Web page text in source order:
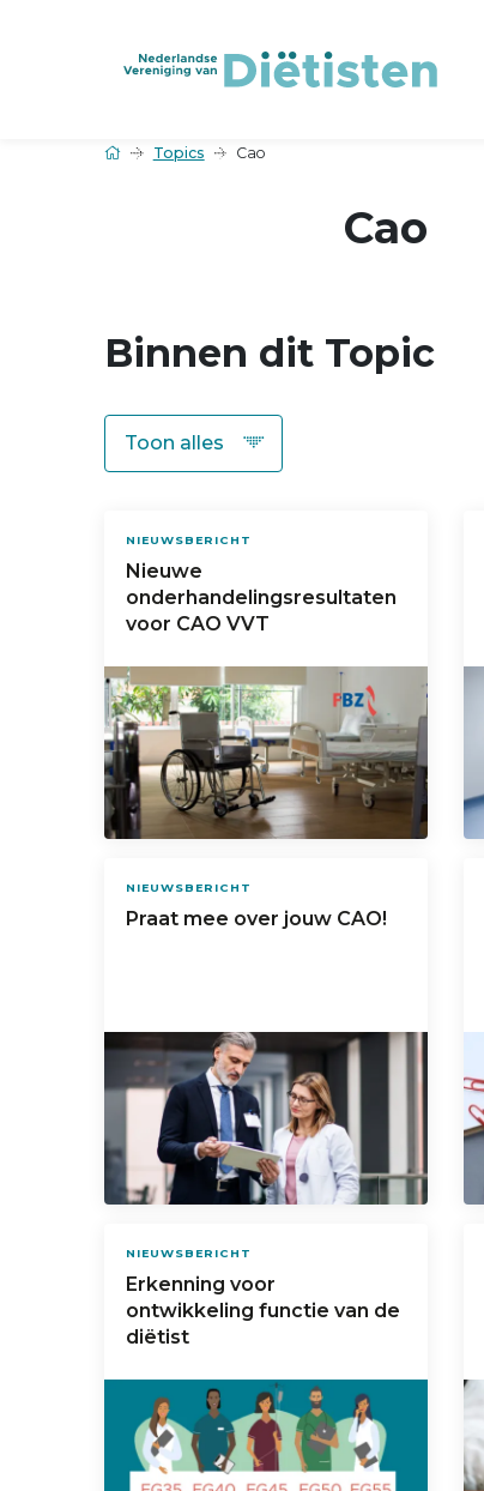
Topics Cao
Cao
Binnen dit Topic
NIEUWSBERICHT
Nieuwe
onderhandelingsresultaten
voor CAO VVT
NIEUWSBERICHT
Praat mee over jouw CAO!
NIEUWSBERICHT
Erkenning voor
ontwikkeling functie van de
diëtist